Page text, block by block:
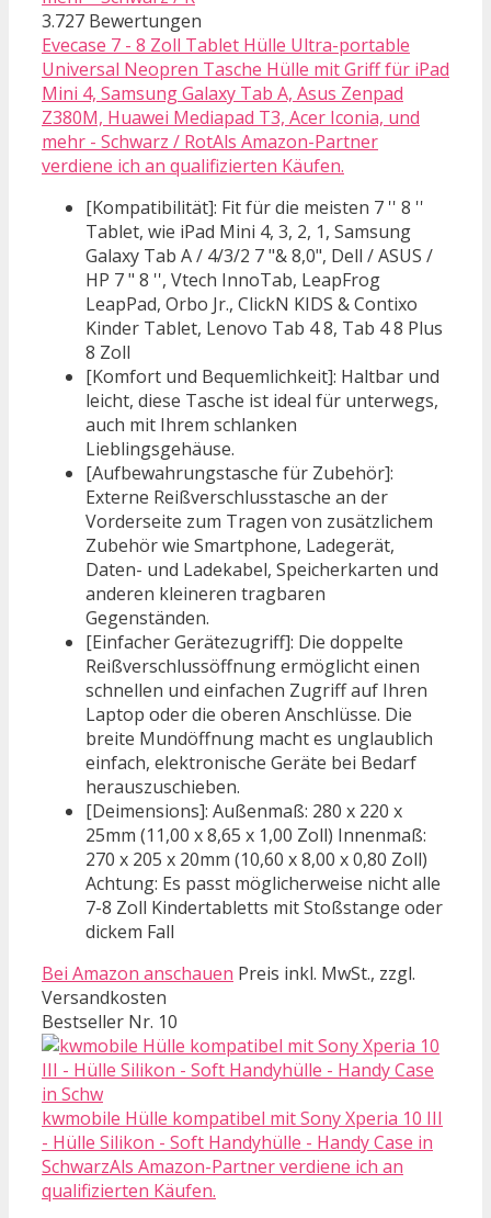
3.727 Bewertungen
Evecase 7 - 8 Zoll Tablet Hülle Ultra-portable
Universal Neopren Tasche Hülle mit Griff für iPad
Mini 4, Samsung Galaxy Tab A, Asus Zenpad
Z380M, Huawei Mediapad T3, Acer Iconia, und
mehr - Schwarz / RotAls Amazon-Partner
verdiene ich an qualifizierten Käufen.
[Kompatibilität]: Fit für die meisten 7 '' 8 ''
Tablet, wie iPad Mini 4, 3, 2, 1, Samsung
Galaxy Tab A / 4/3/2 7 "& 8,0", Dell / ASUS /
HP 7 " 8 '', Vtech InnoTab, LeapFrog
LeapPad, Orbo Jr., ClickN KIDS & Contixo
Kinder Tablet, Lenovo Tab 4 8, Tab 4 8 Plus
8 Zoll
[Komfort und Bequemlichkeit]: Haltbar und
leicht, diese Tasche ist ideal für unterwegs,
auch mit Ihrem schlanken
Lieblingsgehäuse.
[Aufbewahrungstasche für Zubehör]:
Externe Reißverschlusstasche an der
Vorderseite zum Tragen von zusätzlichem
Zubehör wie Smartphone, Ladegerät,
Daten- und Ladekabel, Speicherkarten und
anderen kleineren tragbaren
Gegenständen.
[Einfacher Gerätezugriff]: Die doppelte
Reißverschlussöffnung ermöglicht einen
schnellen und einfachen Zugriff auf Ihren
Laptop oder die oberen Anschlüsse. Die
breite Mundöffnung macht es unglaublich
einfach, elektronische Geräte bei Bedarf
herauszuschieben.
[Deimensions]: Außenmaß: 280 x 220 x
25mm (11,00 x 8,65 x 1,00 Zoll) Innenmaß:
270 x 205 x 20mm (10,60 x 8,00 x 0,80 Zoll)
Achtung: Es passt möglicherweise nicht alle
7-8 Zoll Kindertabletts mit Stoßstange oder
dickem Fall
Bei Amazon anschauen Preis inkl. MwSt., zzgl.
Versandkosten
Bestseller Nr. 10
kwmobile Hülle kompatibel mit Sony Xperia 10 III
- Hülle Silikon - Soft Handyhülle - Handy Case in
SchwarzAls Amazon-Partner verdiene ich an
qualifizierten Käufen.